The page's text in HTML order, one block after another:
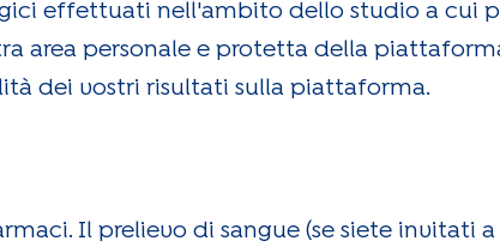
effettuati nell'ambito dello studio a cui
area personale e protetta della
dei vostri risultati sulla piattaforma.
Il prelievo di sangue (se siete invitati